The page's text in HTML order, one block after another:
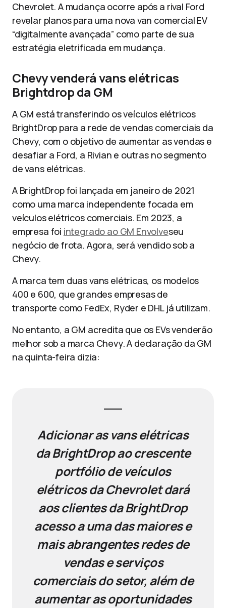
Chevrolet. A mudança ocorre após a rival Ford
revelar planos para uma nova van comercial EV
“digitalmente avançada” como parte de sua
estratégia eletrificada em mudança.
Chevy venderá vans elétricas
Brightdrop da GM
A GM está transferindo os veículos elétricos
BrightDrop para a rede de vendas comerciais da
Chevy, com o objetivo de aumentar as vendas e
desafiar a Ford, a Rivian e outras no segmento
de vans elétricas.
A BrightDrop foi lançada em janeiro de 2021
como uma marca independente focada em
veículos elétricos comerciais. Em 2023, a
empresa foi integrado ao GM Envolveseu
negócio de frota. Agora, será vendido sob a
Chevy.
A marca tem duas vans elétricas, os modelos
400 e 600, que grandes empresas de
transporte como FedEx, Ryder e DHL já utilizam.
No entanto, a GM acredita que os EVs venderão
melhor sob a marca Chevy. A declaração da GM
na quinta-feira dizia:
Adicionar as vans elétricas
da BrightDrop ao crescente
portfólio de veículos
elétricos da Chevrolet dará
aos clientes da BrightDrop
acesso a uma das maiores e
mais abrangentes redes de
vendas e serviços
comerciais do setor, além de
aumentar as oportunidades